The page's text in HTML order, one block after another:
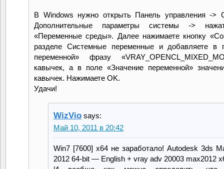
В Windows нужно открыть Панель управления ->
Дополнительные параметры системы ->
«Переменные среды». Далее нажимаете кнопку
разделе Системные переменные и добавляете в
переменной» фразу
кавычек, а в поле «Значение переменной»
кавычек. Нажимаете OK.
Удачи!
WizVio says:
Май 10, 2011 в 20:42
Win7 [7600] x64 не заработало! Autodesk 3ds
2012 64-bit — English + vray adv 20003 max2012